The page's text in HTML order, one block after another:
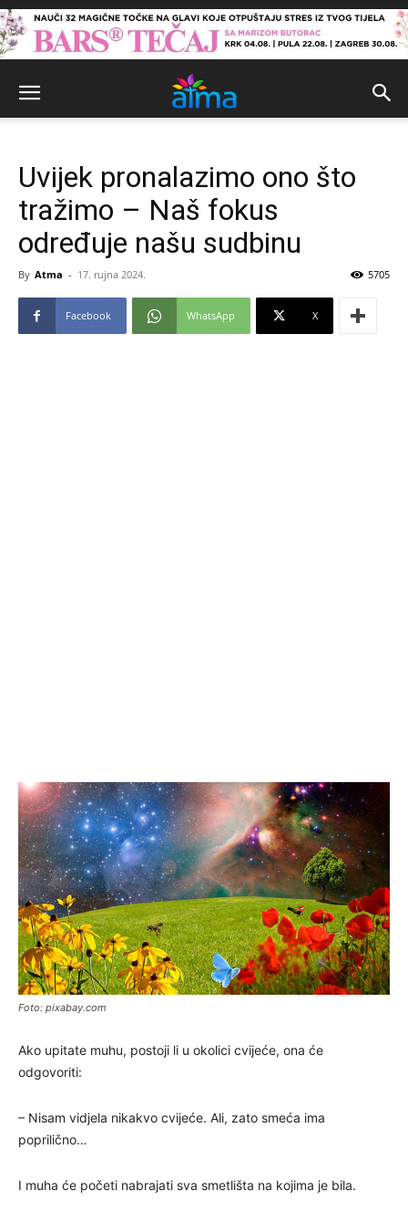
Uvijek pronalazimo ono što
tražimo – Naš fokus
određuje našu sudbinu
By Atma - 17. rujna 2024. 5705
Facebook WhatsApp X
Foto: pixabay.com
Ako upitate muhu, postoji li u okolici cvijeće, ona će
odgovoriti:
– Nisam vidjela nikakvo cvijeće. Ali, zato smeća ima
poprilično…
I muha će početi nabrajati sva smetlišta na kojima je bila.